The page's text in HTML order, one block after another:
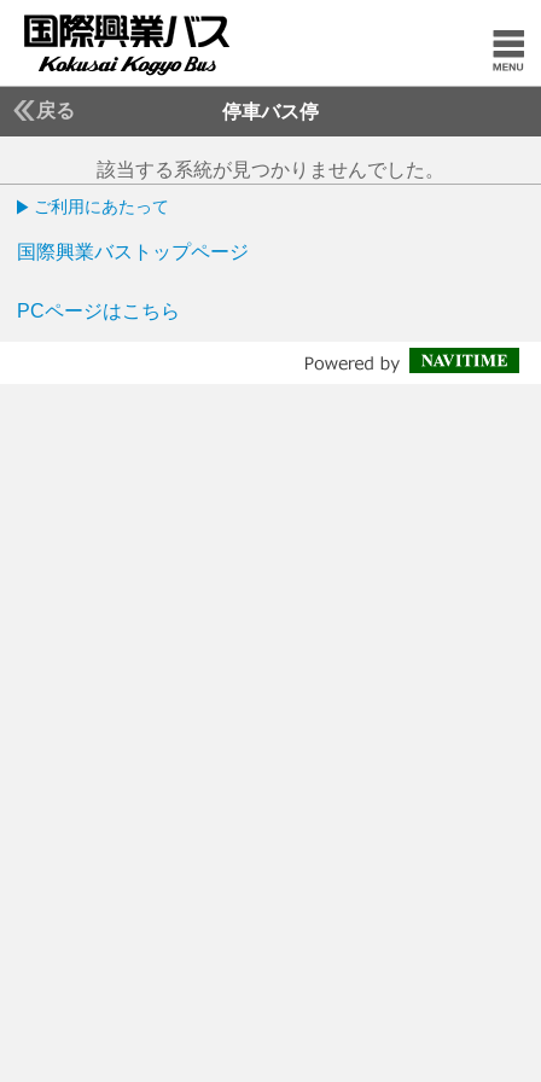
戻る 停車バス停
該当する系統が見つかりませんでした。
ご利用にあたって
国際興業バストップページ
PCページはこちら